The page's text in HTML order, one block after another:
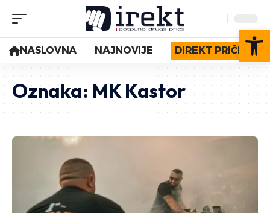
NASLOVNA NAJNOVIJE DIREKT PRIČE
Oznaka: MK Kastor